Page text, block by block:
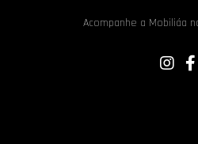
Acompanhe a Mobiliáa